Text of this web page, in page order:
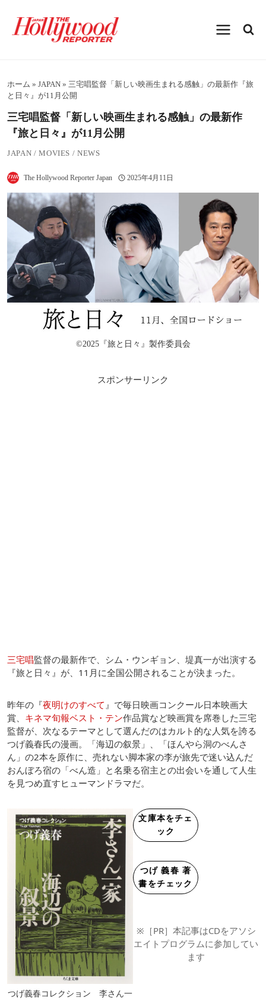
プホーム » JAPAN » 三宅唱監督「新しい映画生まれる感触」の最新作『旅
と日々』が11月公開
三宅唱監督「新しい映画生まれる感触」の最新作
『旅と日々』が11月公開
JAPAN /MOVIES /NEWS
The Hollywood Reporter Japan 2025年4月11日
©2025『旅と日々』製作委員会
スポンサーリンク
三宅唱監督の最新作で、シム・ウンギョン、堤真一が出演する
『旅と日々』が、11月に全国公開されることが決まった。
昨年の『夜明けのすべて 』で毎日映画コンクール日本映画大
賞、 キネマ旬報ベスト・テン作品賞など映画賞を席巻した三宅
監督が、次なるテーマとして選んだのはカルト的な人気を誇る
つげ義春氏の漫画。「海辺の叙景」、「ほんやら洞のべんさ
ん」の2本を原作に、売れない脚本家の李が旅先で迷い込んだ
おんぼろ宿の「べん造」と名乗る宿主との出会いを通して人生
を見つめ直すヒューマンドラマだ。
つげ義春コレクション 李さん一
文庫本をチェ
ック
つげ 義春 著
書をチェック
※［PR］本記事はCDをアソシ
エイトプログラムに参加してい
ます